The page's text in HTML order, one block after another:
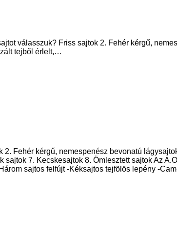
válasszuk? Friss sajtok 2. Fehér kérgű,
tejből érlelt,…
Fehér kérgű, nemespenész bevonatú
7. Kecskesajtok 8. Ömlesztett sajtok Az
sajtos felfújt -Kéksajtos tejfölös lepény -